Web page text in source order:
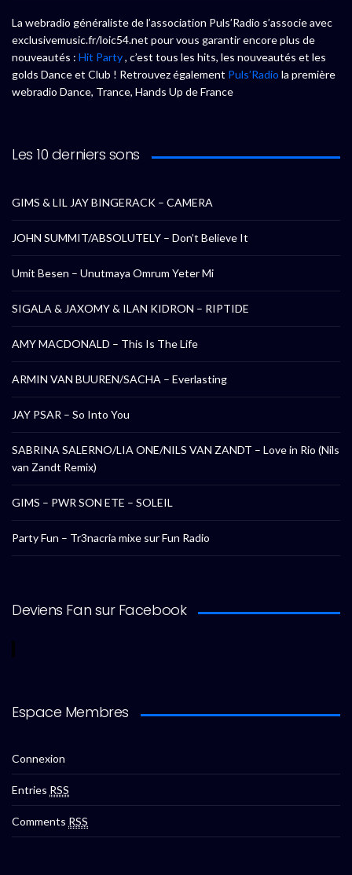
La webradio généraliste de l’association Puls’Radio s’associe avec
exclusivemusic.fr/loic54.net pour vous garantir encore plus de
nouveautés : Hit Party, c’est tous les hits, les nouveautés et les
golds Dance et Club ! Retrouvez également Puls’Radio la première
webradio Dance, Trance, Hands Up de France
Les 10 derniers sons
GIMS & LIL JAY BINGERACK – CAMERA
JOHN SUMMIT/ABSOLUTELY – Don’t Believe It
Umit Besen – Unutmaya Omrum Yeter Mi
SIGALA & JAXOMY & ILAN KIDRON – RIPTIDE
AMY MACDONALD – This Is The Life
ARMIN VAN BUUREN/SACHA – Everlasting
JAY PSAR – So Into You
SABRINA SALERNO/LIA ONE/NILS VAN ZANDT – Love in Rio (Nils
van Zandt Remix)
GIMS – PWR SON ETE – SOLEIL
Party Fun – Tr3nacria mixe sur Fun Radio
Deviens Fan sur Facebook
Espace Membres
Connexion
Entries RSS
Comments RSS